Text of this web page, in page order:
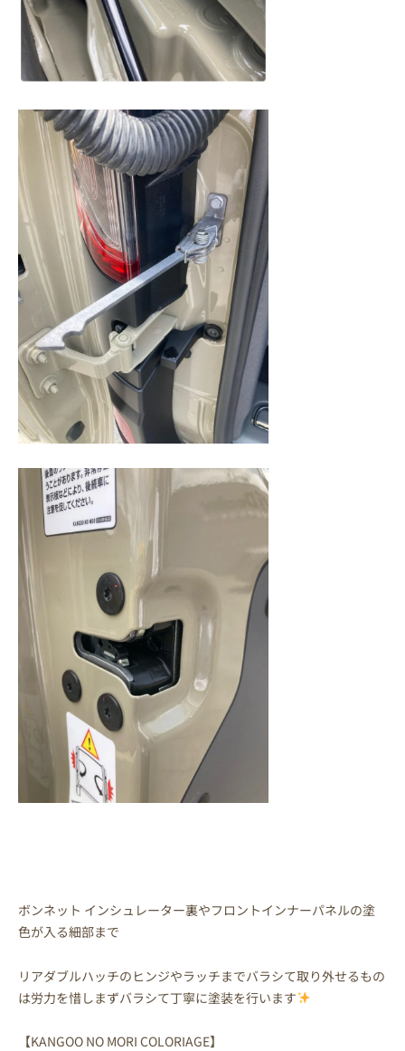
ボンネット インシュレーター裏やフロントインナーパネルの塗
色が入る細部まで
リアダブルハッチのヒンジやラッチまでバラシて取り外せるもの
は労力を惜しまずバラシて丁寧に塗装を行います
【KANGOO NO MORI COLORIAGE】